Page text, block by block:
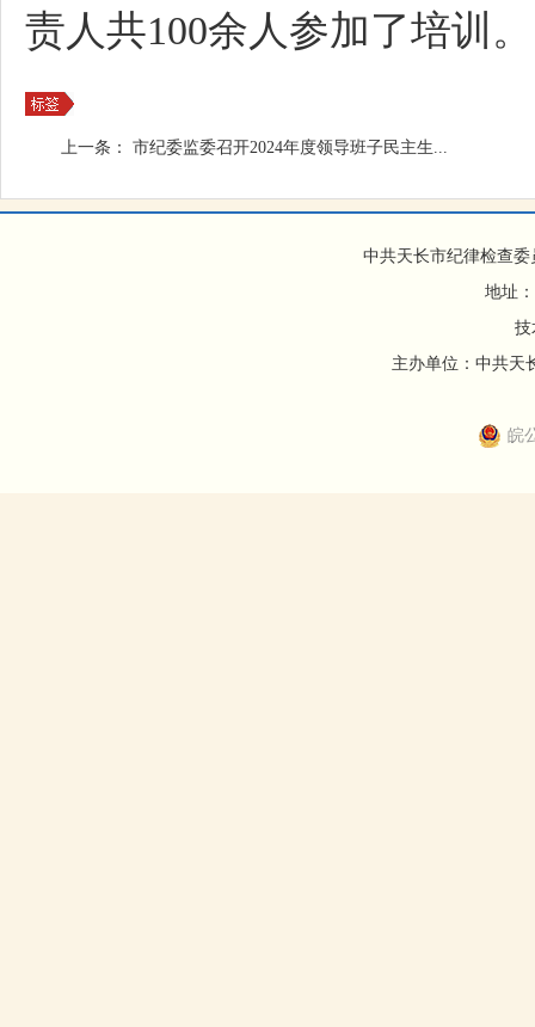
责人共100余人参加了培训。
上一条： 市纪委监委召开2024年度领导班子民主生...
中共天长市纪律检查
地址
技
主办单位：中共天
皖